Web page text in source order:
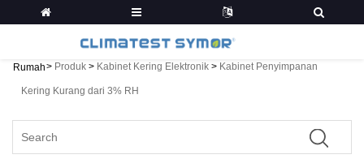
Rumah> Produk > Kabinet Kering Elektronik > Kabinet Penyimpanan
Kering Kurang dari 3% RH